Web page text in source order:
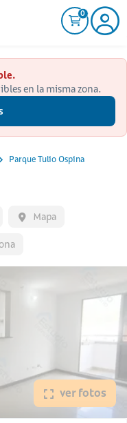
0
en la misma zona.
Parque Tulio Ospina
Mapa
ver fotos